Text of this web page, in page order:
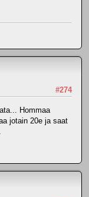
#274
Hommaa
jotain 20e ja saat